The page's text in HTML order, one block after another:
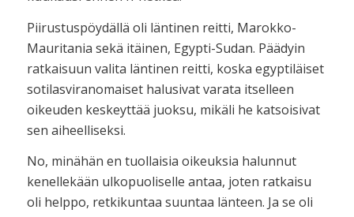
Piirustuspöydällä oli läntinen reitti, Marokko-
Mauritania sekä itäinen, Egypti-Sudan. Päädyin
ratkaisuun valita läntinen reitti, koska egyptiläiset
sotilasviranomaiset halusivat varata itselleen
oikeuden keskeyttää juoksu, mikäli he katsoisivat
sen aiheelliseksi.
No, minähän en tuollaisia oikeuksia halunnut
kenellekään ulkopuoliselle antaa, joten ratkaisu
oli helppo, retkikuntaa suuntaa länteen. Ja se oli